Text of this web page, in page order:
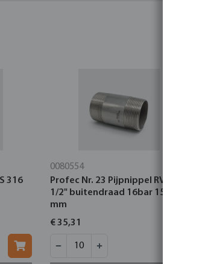
316
0080554
Profec Nr. 23 Pijpnippel RVS 316
1/2" buitendraad 16bar 150
mm
€ 35,31